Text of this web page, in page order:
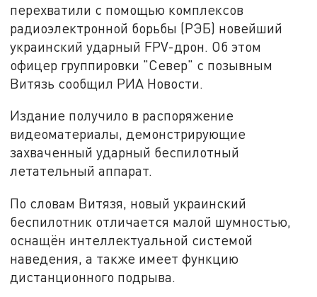
перехватили с помощью комплексов
радиоэлектронной борьбы (РЭБ) новейший
украинский ударный FPV-дрон. Об этом
офицер группировки "Север" с позывным
Витязь сообщил РИА Новости.
Издание получило в распоряжение
видеоматериалы, демонстрирующие
захваченный ударный беспилотный
летательный аппарат.
По словам Витязя, новый украинский
беспилотник отличается малой шумностью,
оснащён интеллектуальной системой
наведения, а также имеет функцию
дистанционного подрыва.